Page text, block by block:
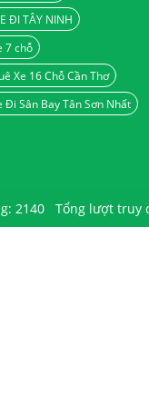
ĐI TÂY NINH
7 chỗ
Xe 16 Chỗ Cần Thơ
Đi Sân Bay Tân Sơn Nhất
2140 Tổng lượt truy